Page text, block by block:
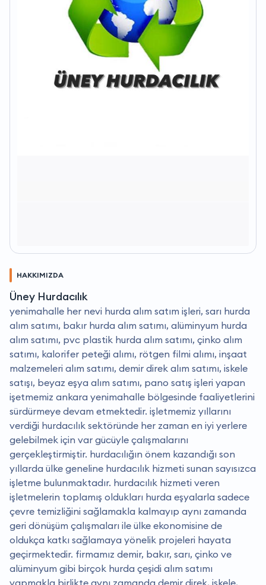
HAKKIMIZDA
Üney Hurdacılık
yenimahalle her nevi hurda alım satım işleri, sarı hurda
alım satımı, bakır hurda alım satımı, alüminyum hurda
alım satımı, pvc plastik hurda alım satımı, çinko alım
satımı, kalorifer peteği alımı, rötgen filmi alımı, inşaat
malzemeleri alım satımı, demir direk alım satımı, iskele
satışı, beyaz eşya alım satımı, pano satış işleri yapan
işetmemiz ankara yenimahalle bölgesinde faaliyetlerini
sürdürmeye devam etmektedir. i̇şletmemiz yıllarını
verdiği hurdacılık sektöründe her zaman en iyi yerlere
gelebilmek için var gücüyle çalışmalarını
gerçekleştirmiştir. hurdacılığın önem kazandığı son
yıllarda ülke geneline hurdacılık hizmeti sunan sayısızca
işletme bulunmaktadır. hurdacılık hizmeti veren
işletmelerin toplamış oldukları hurda eşyalarla sadece
çevre temizliğini sağlamakla kalmayıp aynı zamanda
geri dönüşüm çalışmaları ile ülke ekonomisine de
oldukça katkı sağlamaya yönelik projeleri hayata
geçirmektedir. firmamız demir, bakır, sarı, çinko ve
alüminyum gibi birçok hurda çeşidi alım satımı